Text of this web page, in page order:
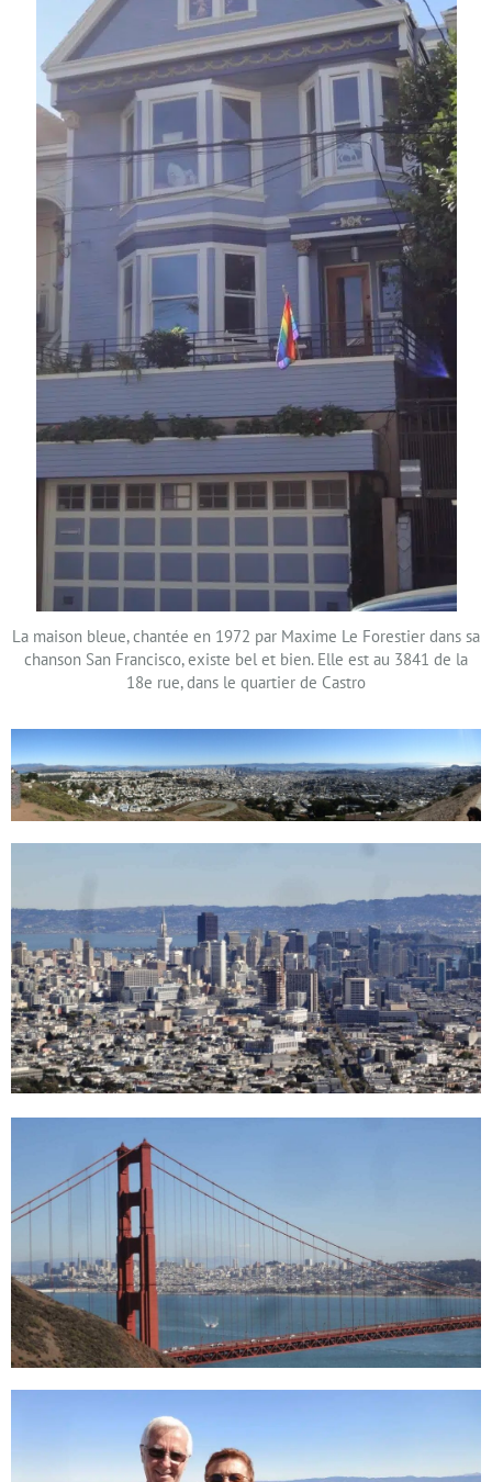
La maison bleue, chantée en 1972 par Maxime Le Forestier dans sa
chanson San Francisco, existe bel et bien. Elle est au 3841 de la
18e rue, dans le quartier de Castro